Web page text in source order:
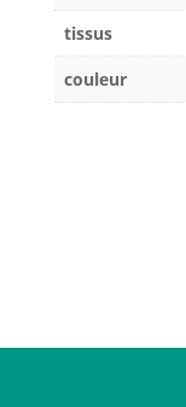
tissus
couleur